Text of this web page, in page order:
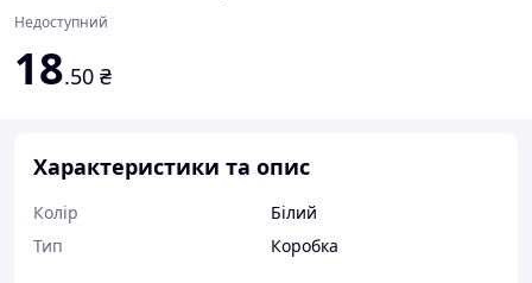
Недоступний
18.50 ₴
Характеристики та опис
Колір
Білий
Тип
Коробка